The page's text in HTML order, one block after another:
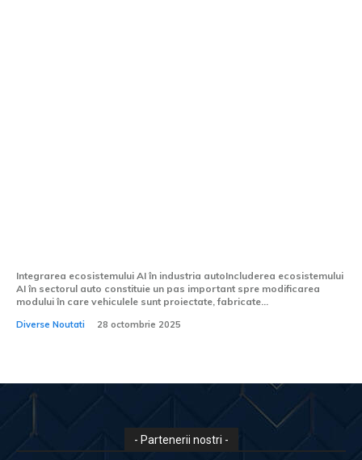
Integrarea ecosistemului AI în industria autoIncluderea ecosistemului
AI în sectorul auto constituie un pas important spre modificarea
modului în care vehiculele sunt proiectate, fabricate...
Diverse Noutati 28 octombrie 2025
- Partenerii nostri -